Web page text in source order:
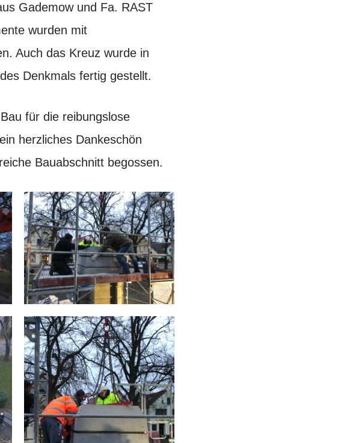
Gademow und Fa. RAST
wurden mit
Auch das Kreuz wurde in
Denkmals fertig gestellt.
für die reibungslose
herzliches Dankeschön
Bauabschnitt begossen.